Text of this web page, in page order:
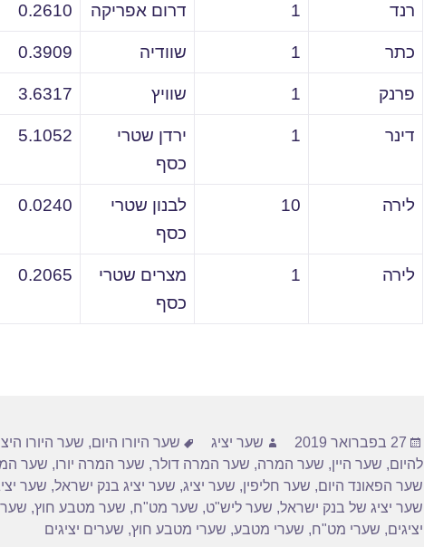
רנד 1 דרום אפריקה 0.2610
כתר 1 שוודיה 0.3909
פרנק 1 שוויץ 3.6317
דינר 1
ירדן שטרי
כסף
5.1052
לירה 10
לבנון שטרי
כסף
0.0240
לירה 1
מצרים שטרי
כסף
0.2065
פורסם
בתאריך
27 בפברואר 2019 מחבר
שער יציג תגיות
שער היורו היום, שער היורו
להיום, שער היין, שער המרה, שער המרה דולר, שער המרה יורו, שער
שער הפאונד היום, שער חליפין, שער יציג, שער יציג בנק ישראל, שער
שער יציג של בנק ישראל, שער ליש"ט, שער מט"ח, שער מטבע חוץ,
יציגים, שערי מט"ח, שערי מטבע, שערי מטבע חוץ, שערים יציגים